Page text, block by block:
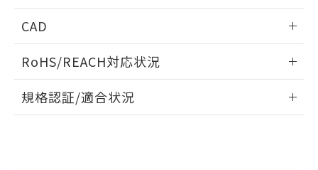
CAD
ドすることができます。
ログイン/会員登録
RoHS/REACH対応状況
EU RoHS 注意事項・凡例
規格認証/適合状況
欄に対応日を記載しておりました。
既に当社にて対応品への在庫切替を完了
していることから、特段のことがない限
り、2022年1月12日より割愛しておりま
す。